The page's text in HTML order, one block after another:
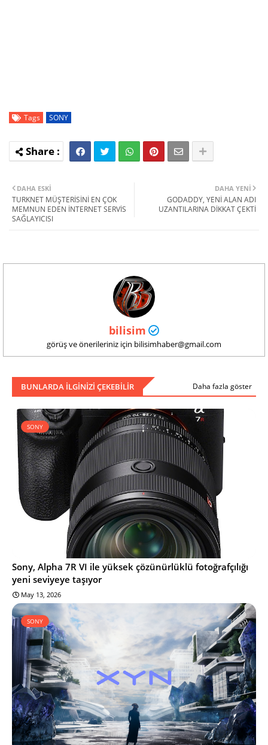
Tags SONY
DAHA YENI
GODADDY, YENİ ALAN ADI
UZANTILARINA DİKKAT ÇEKTİ
DAHA ESKI
TURKNET MÜŞTERİSİNİ EN ÇOK
MEMNUN EDEN İNTERNET SERVİS
SAĞLAYICISI
bilisim
görüş ve önerileriniz için bilisimhaber@gmail.com
BUNLARDA ILGINIZI ÇEKEBILIR Daha fazla göster
SONY
Sony, Alpha 7R VI ile yüksek çözünürlüklü fotoğrafçılığı
yeni seviyeye taşıyor
May 13, 2026
SONY